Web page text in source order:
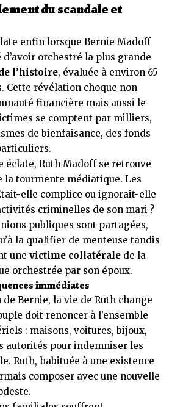
du scandale et
enfin lorsque Bernie Madoff
d’avoir orchestré la plus grande
l’histoire, évaluée à environ 65
Cette révélation choque non
financière mais aussi le
se comptent par milliers,
de bienfaisance, des fonds
éclate, Ruth Madoff se retrouve
la tourmente médiatique. Les
elle complice ou ignorait-elle
criminelles de son mari ?
publiques sont partagées,
la qualifier de menteuse tandis
une victime collatérale de la
orchestrée par son époux.
immédiates
de Bernie, la vie de Ruth change
doit renoncer à l’ensemble
: maisons, voitures, bijoux,
autorités pour indemniser les
Ruth, habituée à une existence
composer avec une nouvelle